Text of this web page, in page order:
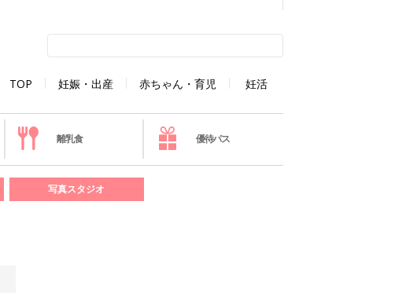
TOP 妊娠・出産 赤ちゃん・育児 妊活
離乳食 優待パス
写真スタジオ